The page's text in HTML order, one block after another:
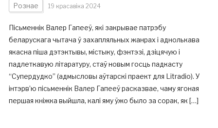
Рознае 19 красавіка 2024
Пісьменнік Валер Гапееў, які закрывае патрэбу
беларускага чытача ў захапляльных жанрах і аднолькава
якасна піша дэтэктывы, містыку, фэнтэзі, дзіцячую і
падлеткавую літаратуру, стаў новым госць падкасту
“Супердудко” (адмысловы аўтарскі праект для Litradio). У
інтэрв’ю пісьменнік Валер Гапееў расказвае, чаму ягоная
першая кніжка выйшла, калі яму ўжо было за сорак, як […]